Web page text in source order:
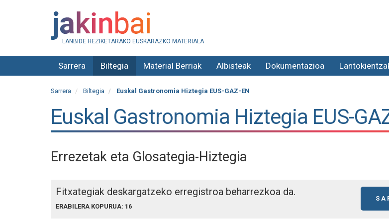
LANBIDE HEZIKETARAKO EUSKARAZKO MATERIALA
Sarrera Biltegia Material Berriak Albisteak Dokumentazioa
Sarrera Biltegia Euskal Gastronomia Hiztegia EUS-GAZ-EN
Euskal Gastronomia Hiztegia EUS-
Errezetak eta Glosategia-Hiztegia
Fitxategiak deskargatzeko erregistroa beharrezkoa da.
ERABILERA KOPURUA: 16